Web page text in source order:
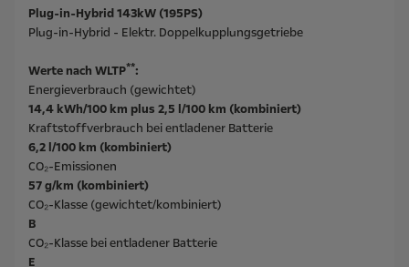
Plug-in-Hybrid 143kW (195PS)
Plug-in-Hybrid - Elektr. Doppelkupplungsgetriebe
Werte nach WLTP**:
Energieverbrauch (gewichtet)
14,4 kWh/100 km plus 2,5 l/100 km (kombiniert)
Kraftstoffverbrauch bei entladener Batterie
6,2 l/100 km (kombiniert)
CO₂-Emissionen
57 g/km (kombiniert)
CO₂-Klasse (gewichtet/kombiniert)
B
CO₂-Klasse bei entladener Batterie
E